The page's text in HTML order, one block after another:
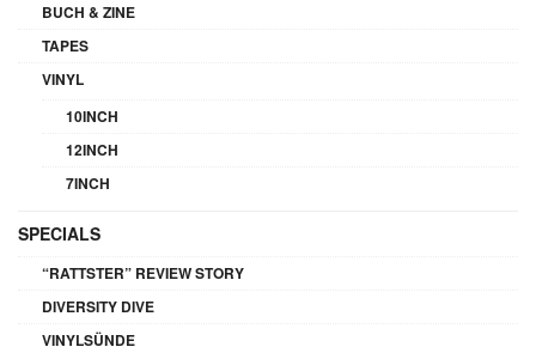
BUCH & ZINE
TAPES
VINYL
10INCH
12INCH
7INCH
SPECIALS
“RATTSTER” REVIEW STORY
DIVERSITY DIVE
VINYLSÜNDE